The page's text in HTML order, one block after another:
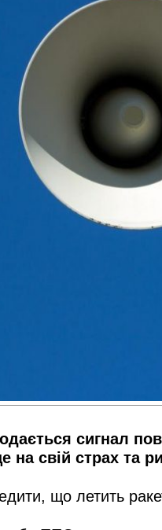
сигнал
на свій страх та
що летить